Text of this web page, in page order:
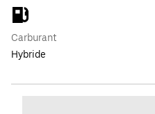
Carburant
Hybride